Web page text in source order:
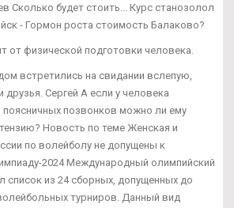
Сколько будет стоить... Курс станозолол
- Гормон роста стоимость Балаково?
от физической подготовки человека.
встретились на свидании вслепую,
Сергей А если у человека
поясничных позвонков можно ли ему
Новость по теме Женская и
по волейболу не допущены к
2024 Международный олимпийский
список из 24 сборных, допущенных до
турниров. Данный вид